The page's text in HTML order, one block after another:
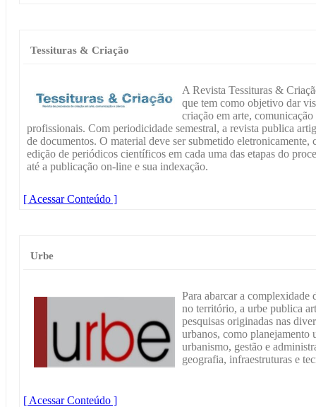
Tessituras & Criação
A Revista Tessituras &
que tem como objetivo dar
criação em arte,
profissionais. Com periodicidade semestral, a revista publica
de documentos. O material deve ser submetido
edição de periódicos científicos em cada uma das etapas do
até a publicação on-line e sua indexação.
[ Acessar Conteúdo ]
Urbe
Para abarcar a complexidade
no território, a urbe publica
pesquisas originadas nas
urbanos, como planejamento
urbanismo, gestão e
geografia, infraestruturas e
[ Acessar Conteúdo ]